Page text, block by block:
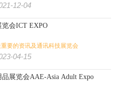
12-04
会ICT EXPO
要的资讯及通讯科技展览会
04-15
展览会AAE-Asia Adult Expo